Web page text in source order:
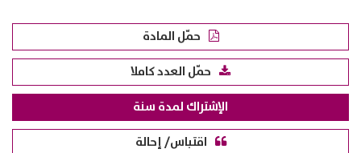
حمّل المادة
حمّل العدد كاملا
الإشتراك لمدة سنة
اقتباس/ إحالة